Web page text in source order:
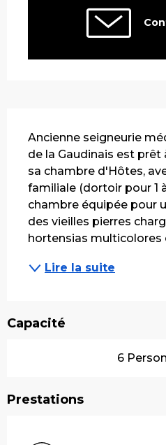
Ancienne seigneurie
de la Gaudinais est prêt
sa chambre d'Hôtes,
familiale (dortoir pour 1
chambre équipée pour
des vieilles pierres
hortensias multicolores
Lire la suite
Capacité
6
Prestations